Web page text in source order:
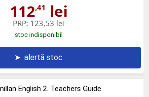
112,41 lei
PRP: 123,53 lei
stoc indisponibil
➤ alertă stoc